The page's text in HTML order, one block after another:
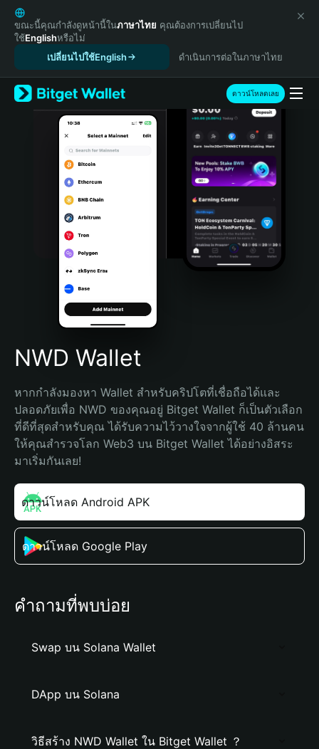
English
日本語
Tiếng Việt
Español (Latinoamérica)
Türkçe
Italiano
Português (Portugal)
Bahasa Indonesia
Português (Brasil)
Español (Argentina)
ขณะนี้คุณกำลังดูหน้านี้ในภาษาไทย คุณต้องการเปลี่ยนไป
ใช้Englishหรือไม่
เปลี่ยนไปใช้English
ดำเนินการต่อในภาษาไทย
ดาวน์โหลดเลย
NWD Wallet
หากกำลังมองหา Wallet สำหรับคริปโตที่เชื่อถือได้และ
ปลอดภัยเพื่อ NWD ของคุณอยู่ Bitget Wallet ก็เป็นตัวเลือก
ที่ดีที่สุดสำหรับคุณ ได้รับความไว้วางใจจากผู้ใช้ 40 ล้านคน
ให้คุณสำรวจโลก Web3 บน Bitget Wallet ได้อย่างอิสระ
มาเริ่มกันเลย!
ดาวน์โหลด Android APK
ดาวน์โหลด Google Play
คำถามที่พบบ่อย
Swap บน Solana Wallet
DApp บน Solana
วิธีสร้าง NWD Wallet ใน Bitget Wallet ？